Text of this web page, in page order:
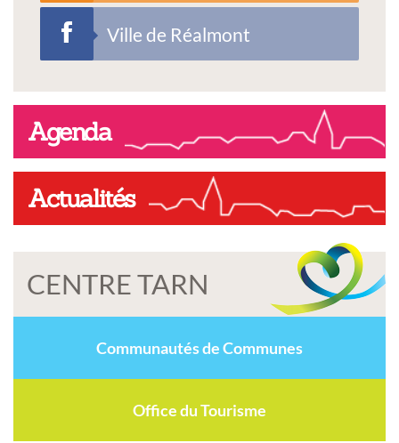
Ville de Réalmont
Agenda
Actualités
CENTRE TARN
Communautés de Communes
Office du Tourisme